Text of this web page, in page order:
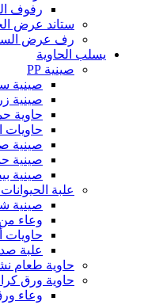
رفوف
ستاند عرض
رف عرض
يسلب الحاوية
صينية PP
صينية
صينية
حاوية
حاويات
صينية
صينية
صينية
علبة الحيوانات
صينية
وعاء
حاويات
علبة
حاوية طعام
حاوية ورق
وعاء